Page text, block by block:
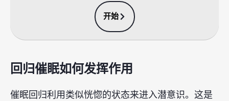
开始
回归催眠如何发挥作用
催眠回归利用类似恍惚的状态来进入潜意识。这是